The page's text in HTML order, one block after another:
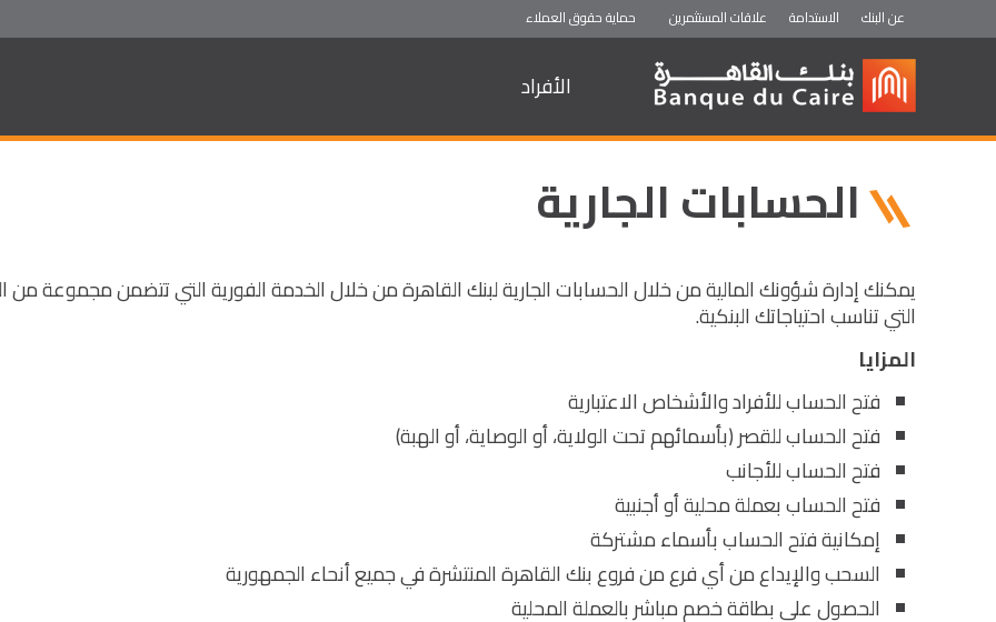
الأفراد
عن البنك الاستدامة علاقات المستثمرين حماية حقوق العملاء
الحسابات الجارية
يمكنك إدارة شؤونك المالية من خلال الحسابات الجارية لبنك القاهرة من خلال الخدمة الفورية التي تتضمن مجموعة من
التي تناسب احتياجاتك البنكية.
المزايا
فتح الحساب للأفراد والأشخاص الاعتبارية
فتح الحساب للقصر (بأسمائهم تحت الولاية، أو الوصاية، أو الهبة)
فتح الحساب للأجانب
فتح الحساب بعملة محلية أو أجنبية
إمكانية فتح الحساب بأسماء مشتركة
السحب والإيداع من أي فرع من فروع بنك القاهرة المنتشرة في جميع أنحاء الجمهورية
الحصول على بطاقة خصم مباشر بالعملة المحلية